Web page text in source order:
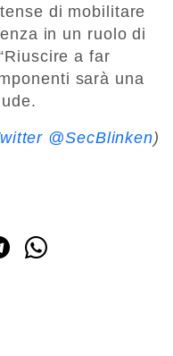
di mobilitare
in un ruolo di
a far
sarà una
@SecBlinken)